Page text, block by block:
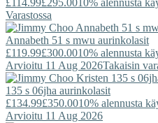
Varastossa
Annabeth 51 s mwu aurinkolasit
£119.99£300.0010% alennusta
Arvioitu 11 Aug 2026Takaisin
135 s 06jha aurinkolasit
£134.99£350.0010% alennusta
Arvioitu 11 Aug 2026